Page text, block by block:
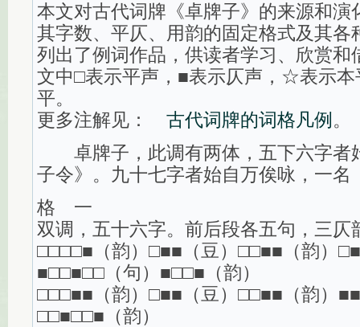
本文对古代词牌《卓牌子》的来源和演
其字数、平仄、用韵的固定格式及其各
列出了例词作品，供读者学习、欣赏和
文中□表示平声，■表示仄声，☆表示
平。
更多注解见： 古代词牌的词格凡例 。
卓牌子，此调有两体，五下六字者
子令》。九十七字者始自万俟咏，一名
格 一
双调，五十六字。前后段各五句，三仄
□□□□■（韵）□■■（豆）□□■■（韵）
■□□■□□（句）■□□■（韵）
□□□■■（韵）□■■（豆）□□■■（韵）
□□■□□■（韵）